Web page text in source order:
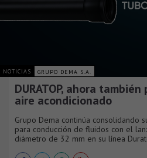
NOTICIAS GRUPO DEMA S.A.
DURATOP, ahora
aire acondicionado
Grupo Dema continúa consolidando
para conducción de fluidos con el
diámetro de 32 mm en su línea